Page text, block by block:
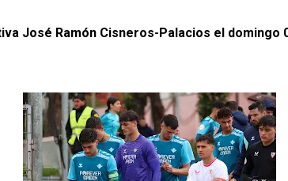
José Ramón Cisneros-Palacios el domingo